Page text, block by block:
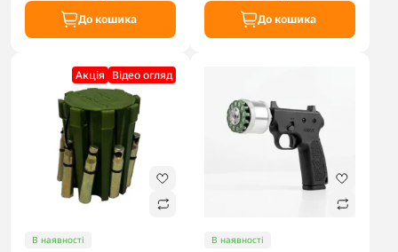
До кошика До кошика
Акцiя Відео огляд
В наявності В наявності